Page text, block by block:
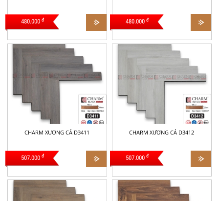
480.000 đ 480.000 đ
CHARM XƯƠNG CÁ D3411
507.000 đ
CHARM XƯƠNG CÁ D3412
507.000 đ